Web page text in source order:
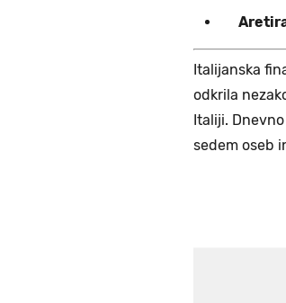
Italijanska
odkrila
Italiji.
sedem oseb